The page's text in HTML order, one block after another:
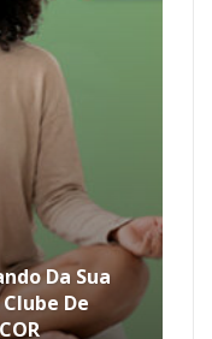
Da Sua
De